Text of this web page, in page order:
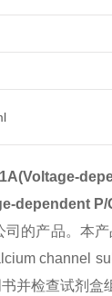
dependent
的产品。本
channel
并检查试剂